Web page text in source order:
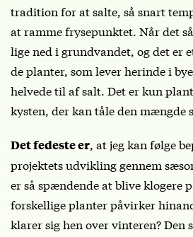
tradition for at salte, så snart
at ramme frysepunktet. Når det
lige ned i grundvandet, og det er
de planter, som lever herinde i
helvede til af salt. Det er kun
kysten, der kan tåle den mængde
Det fedeste er, at jeg kan følge
projektets udvikling gennem
er så spændende at blive klogere
forskellige planter påvirker
klarer sig hen over vinteren? Den